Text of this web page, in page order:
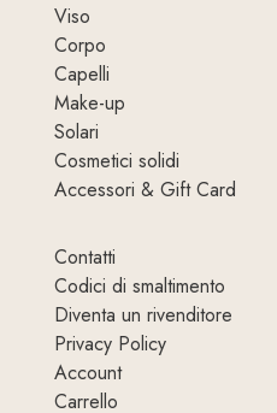
Viso
Corpo
Capelli
Make-up
Solari
Cosmetici solidi
Accessori & Gift Card
Contatti
Codici di smaltimento
Diventa un rivenditore
Privacy Policy
Account
Carrello